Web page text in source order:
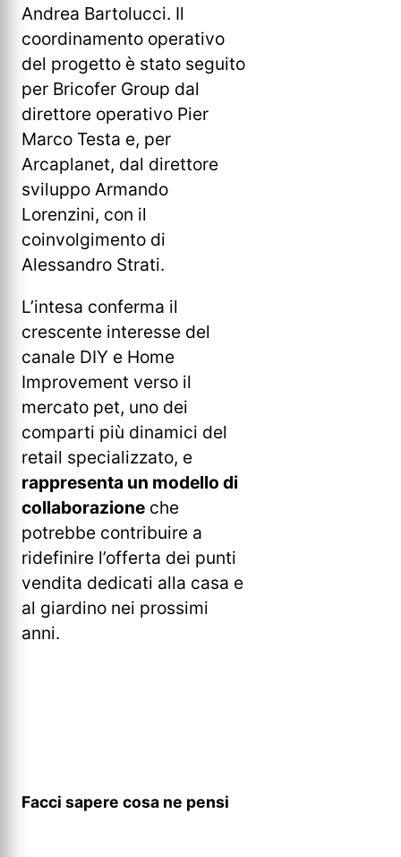
Andrea Bartolucci. Il
coordinamento operativo
del progetto è stato seguito
per Bricofer Group dal
direttore operativo Pier
Marco Testa e, per
Arcaplanet, dal direttore
sviluppo Armando
Lorenzini, con il
coinvolgimento di
Alessandro Strati.
L’intesa conferma il
crescente interesse del
canale DIY e Home
Improvement verso il
mercato pet, uno dei
comparti più dinamici del
retail specializzato, e
rappresenta un modello di
collaborazione che
potrebbe contribuire a
ridefinire l’offerta dei punti
vendita dedicati alla casa e
al giardino nei prossimi
anni.
Facci sapere cosa ne pensi